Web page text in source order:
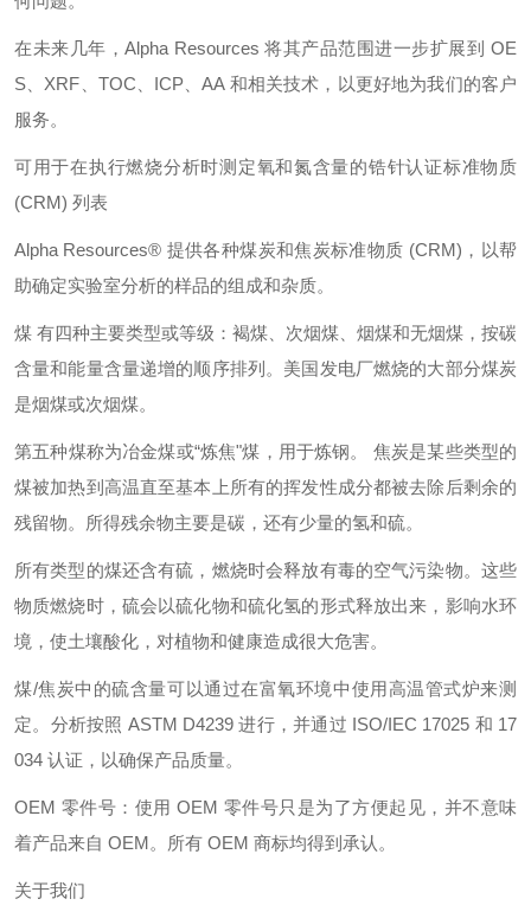
在未来几年，Alpha Resources将其产品范围进一步扩展到OE
S
XRF TOC ICP 、AA 和相关技术，以更好地为我们的客户
服务。
可用于在执行燃烧分析时测定氧和氮含量的锆针认证标准物质
(CRM) 列表
Alpha Resources® 提供各种煤炭和焦炭标准物质 (CRM) ，以帮
助确定实验室分析的样品的组成和杂质。
煤 有四种主要类型或等级：褐煤、次烟煤、烟煤和无烟煤，按碳
含量和能量含量递增的顺序排列。美国发电厂燃烧的大部分煤炭
是烟煤或次烟煤。
第五种煤称为冶金煤或“炼焦"煤，用于炼钢。
焦炭是某些类型的
煤被加热到高温直至基本上所有的挥发性成分都被去除后剩余的
残留物。所得残余物主要是碳，还有少量的氢和硫。
所有类型的煤还含有硫，燃烧时会释放有毒的空气污染物。这些
物质燃烧时，硫会以硫化物和硫化氢的形式释放出来，影响水环
境，使土壤酸化，对植物和健康造成很大危害。
煤/焦炭中的硫含量可以通过在富氧环境中使用高温管式炉来测
定。分析按照 ASTM D4239进行，并通过 ISO/IEC 17025 和 17
034 认证，以确保产品质量。
OEM 零件号：使用 OEM 零件号只是为了方便起见，并不意味
着产品来自 OEM。 所有 OEM 商标均得到承认。
关于我们